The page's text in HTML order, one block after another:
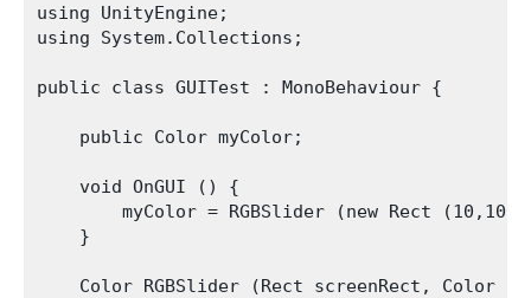
using UnityEngine;
using System.Collections;
public class GUITest : MonoBehaviour {
    public Color myColor;
    void OnGUI () {
myColor = RGBSlider (new Rect
    }
Color RGBSlider (Rect screenRect, Color